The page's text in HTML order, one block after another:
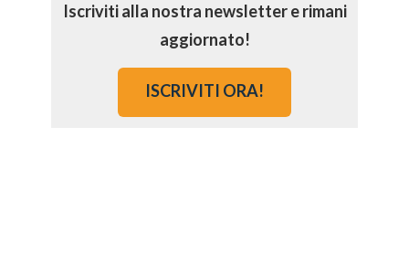
Iscriviti alla nostra newsletter e rimani
aggiornato!
ISCRIVITI ORA!